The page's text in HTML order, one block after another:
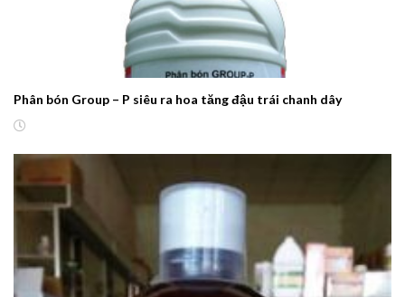
Phân bón Group – P siêu ra hoa tăng đậu trái chanh dây